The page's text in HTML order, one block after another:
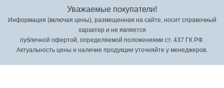
Уважаемые покупатели!
Информация (включая цены), размещенная на сайте, носит справочный
характер и не является
публичной офертой, определяемой положениями ст. 437 ГК РФ.
Актуальность цены и наличие продукции уточняйте у менеджеров.